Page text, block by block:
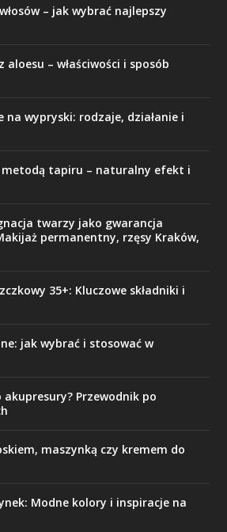
– jak wybrać najlepszy
aloesu – właściwości i sposób
wypryski: rodzaje, działanie i
metodą tapiru – naturalny efekt i
twarzy jako gwarancja
permanentny, rzęsy Kraków,
35+: Kluczowe składniki i
jak wybrać i stosować w
akupresury? Przewodnik po
maszynką czy kremem do
Modne kolory i inspiracje na